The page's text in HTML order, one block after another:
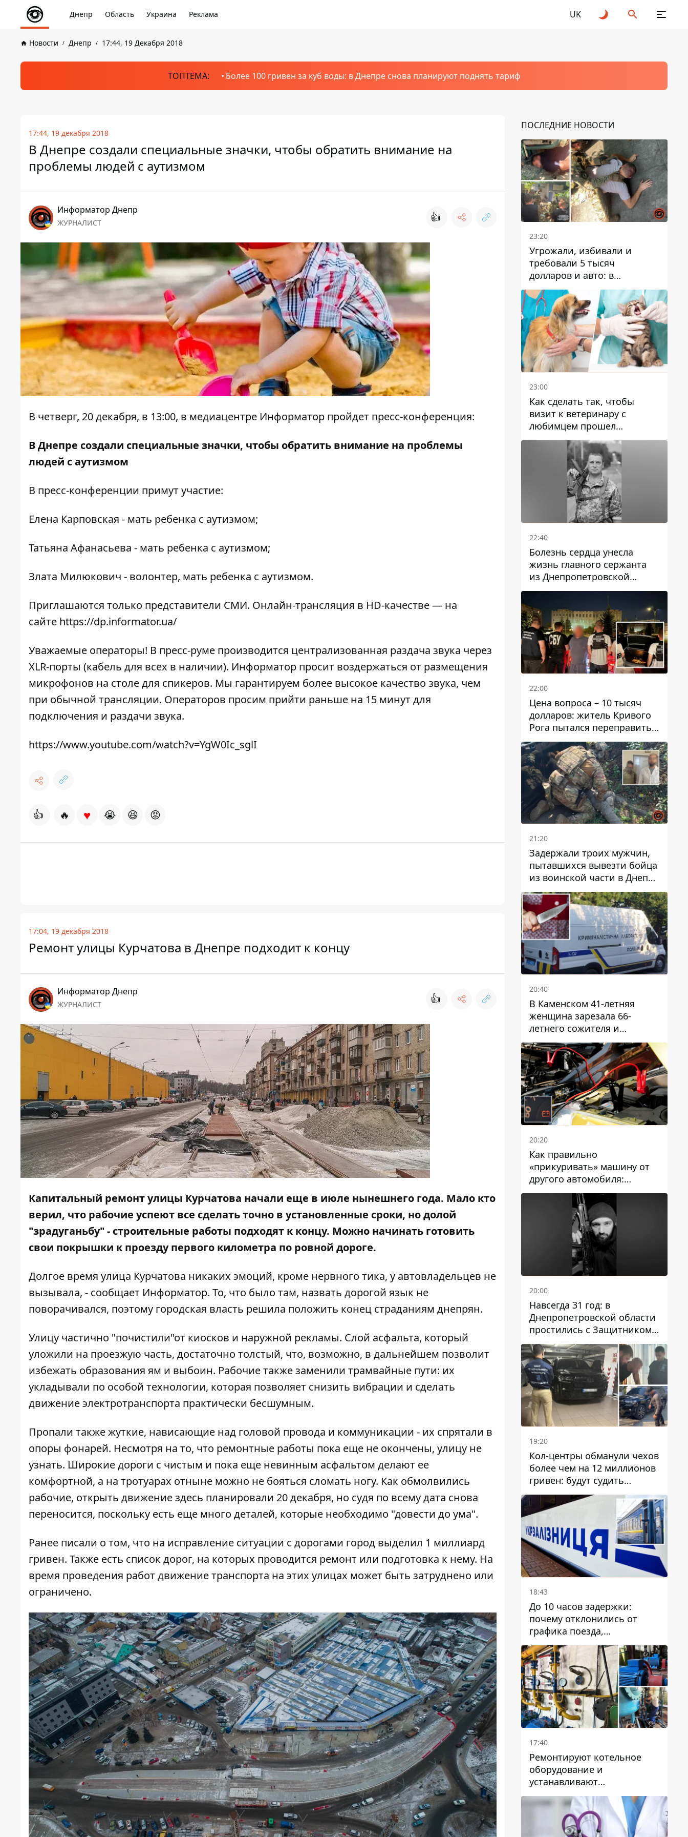
Днепр Область Украина Реклама UK
Новости Днепр 17:44, 19 Декабря 2018
ТОПТЕМА: Более 100 гривен за куб воды: в Днепре снова планируют поднять тариф
17:44, 19 декабря 2018
В Днепре создали специальные значки, чтобы обратить внимание на
проблемы людей с аутизмом
Информатор Днепр
ЖУРНАЛИСТ 👍
В четверг, 20 декабря, в 13:00, в медиацентре Информатор пройдет пресс-конференция:
В Днепре создали специальные значки, чтобы обратить внимание на проблемы
людей с аутизмом
В пресс-конференции примут участие:
Елена Карповская - мать ребенка с аутизмом;
Татьяна Афанасьева - мать ребенка с аутизмом;
Злата Милюкович - волонтер, мать ребенка с аутизмом.
Приглашаются только представители СМИ. Онлайн-трансляция в HD-качестве — на
сайте https://dp.informator.ua/
Уважаемые операторы! В пресс-руме производится централизованная раздача звука через
XLR-порты (кабель для всех в наличии). Информатор просит воздержаться от размещения
микрофонов на столе для спикеров. Мы гарантируем более высокое качество звука, чем
при обычной трансляции. Операторов просим прийти раньше на 15 минут для
подключения и раздачи звука.
https://www.youtube.com/watch?v=YgW0Ic_sglI
👍 🔥 ♥ 😭 😆 😡
17:04, 19 декабря 2018
Ремонт улицы Курчатова в Днепре подходит к концу
Информатор Днепр
ЖУРНАЛИСТ 👍
Капитальный ремонт улицы Курчатова начали еще в июле нынешнего года. Мало кто
верил, что рабочие успеют все сделать точно в установленные сроки, но долой
"зрадуганьбу" - строительные работы подходят к концу. Можно начинать готовить
свои покрышки к проезду первого километра по ровной дороге.
Долгое время улица Курчатова никаких эмоций, кроме нервного тика, у автовладельцев не
вызывала, - сообщает Информатор. То, что было там, назвать дорогой язык не
поворачивался, поэтому городская власть решила положить конец страданиям днепрян.
Улицу частично "почистили"от киосков и наружной рекламы. Слой асфальта, который
уложили на проезжую часть, достаточно толстый, что, возможно, в дальнейшем позволит
избежать образования ям и выбоин. Рабочие также заменили трамвайные пути: их
укладывали по особой технологии, которая позволяет снизить вибрации и сделать
движение электротранспорта практически бесшумным.
Пропали также жуткие, нависающие над головой провода и коммуникации - их спрятали в
опоры фонарей. Несмотря на то, что ремонтные работы пока еще не окончены, улицу не
узнать. Широкие дороги с чистым и пока еще невинным асфальтом делают ее
комфортной, а на тротуарах отныне можно не бояться сломать ногу. Как обмолвились
рабочие, открыть движение здесь планировали 20 декабря, но судя по всему дата снова
переносится, поскольку есть еще много деталей, которые необходимо "довести до ума".
Ранее писали о том, что на исправление ситуации с дорогами город выделил 1 миллиард
гривен. Также есть список дорог, на которых проводится ремонт или подготовка к нему. На
время проведения работ движение транспорта на этих улицах может быть затруднено или
ограничено.
ПОСЛЕДНИЕ НОВОСТИ
23:20
Угрожали, избивали и
требовали 5 тысяч
долларов и авто: в
Павлограде задержали двух
мужчин
23:00
Как сделать так, чтобы
визит к ветеринару с
любимцем прошел
спокойно: простые советы
22:40
Болезнь сердца унесла
жизнь главного сержанта
из Днепропетровской
области Юрия Свистуна
22:00
Цена вопроса – 10 тысяч
долларов: житель Кривого
Рога пытался переправить
мужчину в Словакию
21:20
Задержали троих мужчин,
пытавшихся вывезти бойца
из воинской части в Днепр
за 7 тысяч долларов: среди
них был врач
20:40
В Каменском 41-летняя
женщина зарезала 66-
летнего сожителя и
пыталась обмануть
полицейских
20:20
Как правильно
«прикуривать» машину от
другого автомобиля:
инструкция для водителей
20:00
Навсегда 31 год: в
Днепропетровской области
простились с Защитником
Александром Репиным
19:20
Кол-центры обманули чехов
более чем на 12 миллионов
гривен: будут судить
днепрянина,
организовавшего
транснациональную
преступную организацию
18:43
До 10 часов задержки:
почему отклонились от
графика поезда,
курсирующие через Днепр
и область
17:40
Ремонтируют котельное
оборудование и
устанавливают
генераторные установки:
как в Днепре готовятся к
отопительному сезону